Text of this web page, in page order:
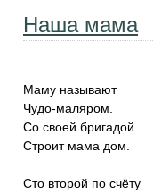
Наша мама
Маму называют
Чудо-маляром.
Со своей бригадой
Строит мама дом.
Сто второй по счёту